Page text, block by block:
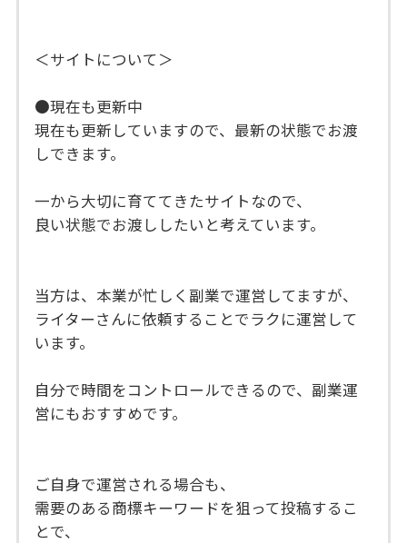
＜サイトについて＞
●現在も更新中
現在も更新していますので、最新の状態でお渡
しできます。
一から大切に育ててきたサイトなので、
良い状態でお渡ししたいと考えています。
当方は、本業が忙しく副業で運営してますが、
ライターさんに依頼することでラクに運営して
います。
自分で時間をコントロールできるので、副業運
営にもおすすめです。
ご自身で運営される場合も、
需要のある商標キーワードを狙って投稿するこ
とで、